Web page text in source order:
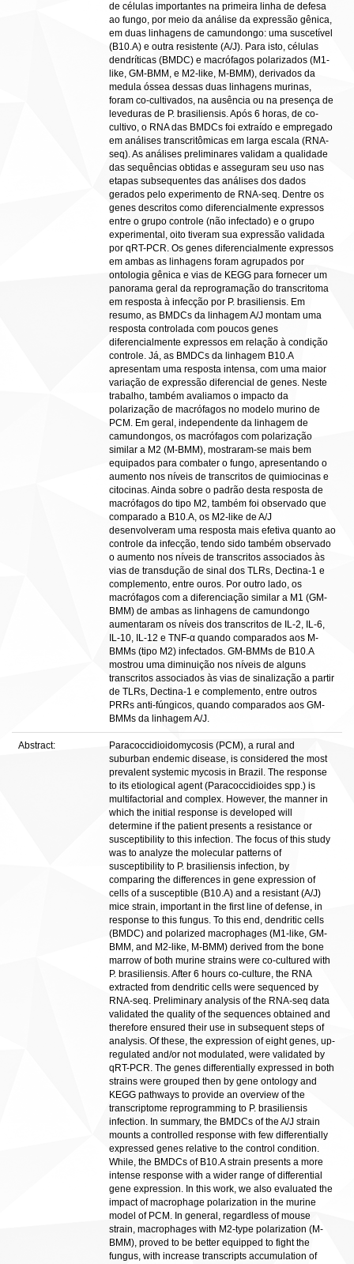
de células importantes na primeira linha de defesa
ao fungo, por meio da análise da expressão gênica,
em duas linhagens de camundongo: uma suscetível
(B10.A) e outra resistente (A/J). Para isto, células
dendríticas (BMDC) e macrófagos polarizados (M1-
like, GM-BMM, e M2-like, M-BMM), derivados da
medula óssea dessas duas linhagens murinas,
foram co-cultivados, na ausência ou na presença de
leveduras de P. brasiliensis. Após 6 horas, de co-
cultivo, o RNA das BMDCs foi extraído e empregado
em análises transcritômicas em larga escala (RNA-
seq). As análises preliminares validam a qualidade
das sequências obtidas e asseguram seu uso nas
etapas subsequentes das análises dos dados
gerados pelo experimento de RNA-seq. Dentre os
genes descritos como diferencialmente expressos
entre o grupo controle (não infectado) e o grupo
experimental, oito tiveram sua expressão validada
por qRT-PCR. Os genes diferencialmente expressos
em ambas as linhagens foram agrupados por
ontologia gênica e vias de KEGG para fornecer um
panorama geral da reprogramação do transcritoma
em resposta à infecção por P. brasiliensis. Em
resumo, as BMDCs da linhagem A/J montam uma
resposta controlada com poucos genes
diferencialmente expressos em relação à condição
controle. Já, as BMDCs da linhagem B10.A
apresentam uma resposta intensa, com uma maior
variação de expressão diferencial de genes. Neste
trabalho, também avaliamos o impacto da
polarização de macrófagos no modelo murino de
PCM. Em geral, independente da linhagem de
camundongos, os macrófagos com polarização
similar a M2 (M-BMM), mostraram-se mais bem
equipados para combater o fungo, apresentando o
aumento nos níveis de transcritos de quimiocinas e
citocinas. Ainda sobre o padrão desta resposta de
macrófagos do tipo M2, também foi observado que
comparado a B10.A, os M2-like de A/J
desenvolveram uma resposta mais efetiva quanto ao
controle da infecção, tendo sido também observado
o aumento nos níveis de transcritos associados às
vias de transdução de sinal dos TLRs, Dectina-1 e
complemento, entre ouros. Por outro lado, os
macrófagos com a diferenciação similar a M1 (GM-
BMM) de ambas as linhagens de camundongo
aumentaram os níveis dos transcritos de IL-2, IL-6,
IL-10, IL-12 e TNF-α quando comparados aos M-
BMMs (tipo M2) infectados. GM-BMMs de B10.A
mostrou uma diminuição nos níveis de alguns
transcritos associados às vias de sinalização a partir
de TLRs, Dectina-1 e complemento, entre outros
PRRs anti-fúngicos, quando comparados aos GM-
BMMs da linhagem A/J.
Abstract:
Paracoccidioidomycosis (PCM), a rural and
suburban endemic disease, is considered the most
prevalent systemic mycosis in Brazil. The response
to its etiological agent (Paracoccidioides spp.) is
multifactorial and complex. However, the manner in
which the initial response is developed will
determine if the patient presents a resistance or
susceptibility to this infection. The focus of this study
was to analyze the molecular patterns of
susceptibility to P. brasiliensis infection, by
comparing the differences in gene expression of
cells of a susceptible (B10.A) and a resistant (A/J)
mice strain, important in the first line of defense, in
response to this fungus. To this end, dendritic cells
(BMDC) and polarized macrophages (M1-like, GM-
BMM, and M2-like, M-BMM) derived from the bone
marrow of both murine strains were co-cultured with
P. brasiliensis. After 6 hours co-culture, the RNA
extracted from dendritic cells were sequenced by
RNA-seq. Preliminary analysis of the RNA-seq data
validated the quality of the sequences obtained and
therefore ensured their use in subsequent steps of
analysis. Of these, the expression of eight genes, up-
regulated and/or not modulated, were validated by
qRT-PCR. The genes differentially expressed in both
strains were grouped then by gene ontology and
KEGG pathways to provide an overview of the
transcriptome reprogramming to P. brasiliensis
infection. In summary, the BMDCs of the A/J strain
mounts a controlled response with few differentially
expressed genes relative to the control condition.
While, the BMDCs of B10.A strain presents a more
intense response with a wider range of differential
gene expression. In this work, we also evaluated the
impact of macrophage polarization in the murine
model of PCM. In general, regardless of mouse
strain, macrophages with M2-type polarization (M-
BMM), proved to be better equipped to fight the
fungus, with increase transcripts accumulation of